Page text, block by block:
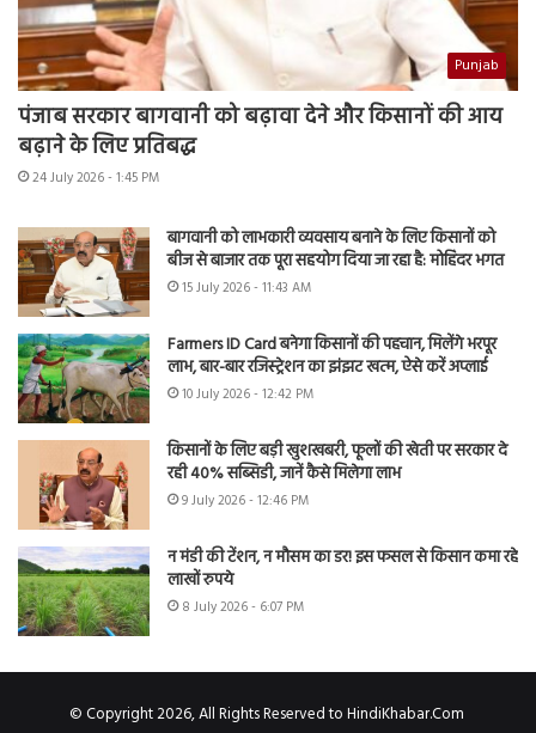
Punjab
पंजाब सरकार बागवानी को बढ़ावा देने और किसानों की आय
बढ़ाने के लिए प्रतिबद्ध
24 July 2026 - 1:45 PM
बागवानी को लाभकारी व्यवसाय बनाने के लिए किसानों को
बीज से बाजार तक पूरा सहयोग दिया जा रहा है: मोहिंदर भगत
15 July 2026 - 11:43 AM
Farmers ID Card बनेगा किसानों की पहचान, मिलेंगे भरपूर
लाभ, बार-बार रजिस्ट्रेशन का झंझट खत्म, ऐसे करें अप्लाई
10 July 2026 - 12:42 PM
किसानों के लिए बड़ी खुशखबरी, फूलों की खेती पर सरकार दे
रही 40% सब्सिडी, जानें कैसे मिलेगा लाभ
9 July 2026 - 12:46 PM
न मंडी की टेंशन, न मौसम का डर! इस फसल से किसान कमा रहे
लाखों रुपये
8 July 2026 - 6:07 PM
© Copyright 2026, All Rights Reserved to HindiKhabar.Com